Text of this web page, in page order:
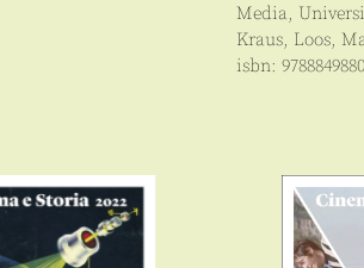
Media,
Kraus, Loos,
isbn: